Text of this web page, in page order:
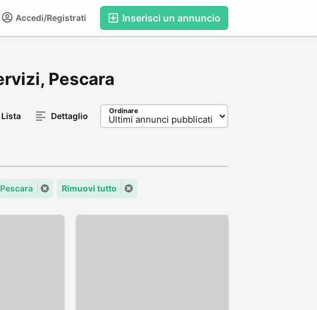
Inserisci un annuncio
Accedi/Registrati
Pescara
Lista Dettaglio Ordinare
Rimuovi tutto